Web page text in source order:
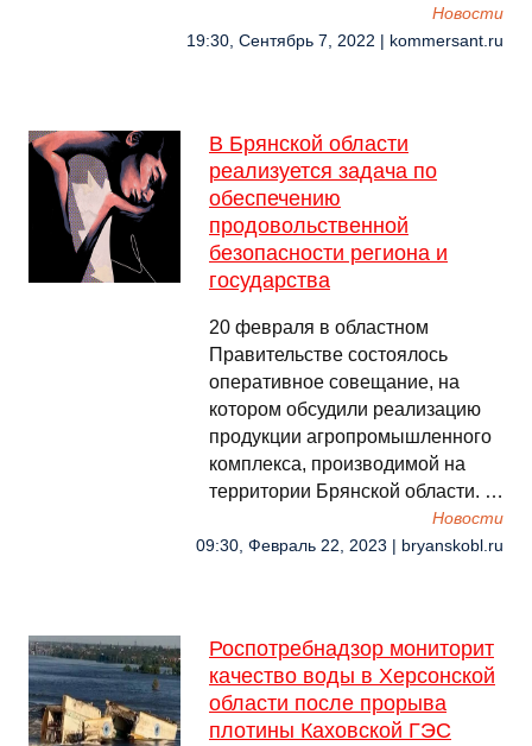
Новости
19:30, Сентябрь 7, 2022 | kommersant.ru
В Брянской области
реализуется задача по
обеспечению
продовольственной
безопасности региона и
государства
20 февраля в областном
Правительстве состоялось
оперативное совещание, на
котором обсудили реализацию
продукции агропромышленного
комплекса, производимой на
территории Брянской области. …
Новости
09:30, Февраль 22, 2023 | bryanskobl.ru
Роспотребнадзор мониторит
качество воды в Херсонской
области после прорыва
плотины Каховской ГЭС